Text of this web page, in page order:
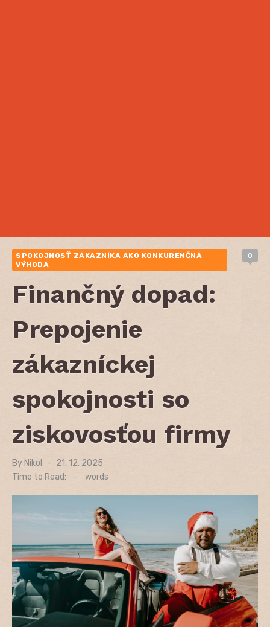
SPOKOJNOSŤ ZÁKAZNÍKA AKO KONKURENČNÁ
VÝHODA
0
Finančný dopad:
Prepojenie
zákazníckej
spokojnosti so
ziskovosťou firmy
By Nikol
Posted
on
21. 12. 2025
Time to Read:
- words